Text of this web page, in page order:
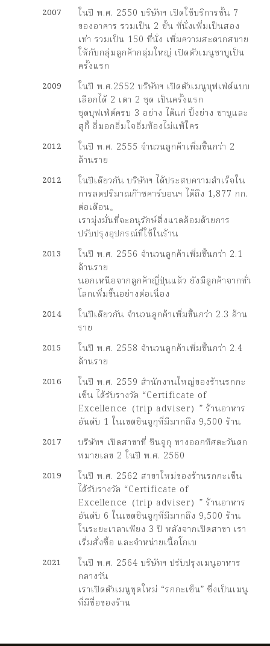
2007
ในปี พ.ศ. 2550 บริษัทฯ เปิดใช้บริการชั้น 7
ของอาคาร รวมเป็น 2 ชั้น ที่นั่งเพิ่มเป็นสอง
เท่า รวมเป็น 150 ที่นั่ง เพิ่มความสะดวกสบาย
ให้กับกลุ่มลูกค้ากลุ่มใหญ่ เปิดตัวเมนูชาบูเป็น
ครั้งแรก
2009
ในปี พ.ศ.2552 บริษัทฯ เปิดตัวเมนูบุฟเฟ่ต์แบบ
เลือกได้ 2 เตา 2 ชุด เป็นครั้งแรก
ชุดบุฟเฟ่ต์ครบ 3 อย่าง ได้แก่ ปิ้งย่าง ชาบูและ
สุกี้ อิ่มอกอิ่มใจอิ่มท้องไม่แพ้ใคร
2012
ในปี พ.ศ. 2555 จำนวนลูกค้าเพิ่มขึ้นกว่า 2
ล้านราย
2012
ในปีเดียวกัน บริษัทฯ ได้ประสบความสำเร็จใน
การลดปริมาณก๊าซคาร์บอนฯ ได้ถึง 1,877 กก.
ต่อเดือน。
เรามุ่งมั่นที่จะอนุรักษ์สิ่งแวดล้อมด้วยการ
ปรับปรุงอุปกรณ์ที่ใช้ในร้าน
2013
ในปี พ.ศ. 2556 จำนวนลูกค้าเพิ่มขึ้นกว่า 2.1
ล้านราย
นอกเหนือจากลูกค้าญี่ปุ่นแล้ว ยังมีลูกค้าจากทั่ว
โลกเพิ่มขึ้นอย่างต่อเนี่อง
2014
ในปีเดียวกัน จำนวนลูกค้าเพิ่มขึ้นกว่า 2.3 ล้าน
ราย
2015
ในปี พ.ศ. 2558 จำนวนลูกค้าเพิ่มขึ้นกว่า 2.4
ล้านราย
2016
ในปี พ.ศ. 2559 สำนักงานใหญ่ของร้านรกกะ
เซ็น ได้รับรางวัล “Certificate of
Excellence（trip adviser）” ร้านอาหาร
อันดับ 1 ในเขตชินจูกุที่มีมากถึง 9,500 ร้าน
2017
บริษัทฯ เปิดสาขาที่ ชินจูกุ ทางออกทิศตะวันตก
หมายเลข 2 ในปี พ.ศ. 2560
2019
ในปี พ.ศ. 2562 สาขาใหม่ของร้านรกกะเซ็น
ได้รับรางวัล “Certificate of
Excellence（trip adviser）” ร้านอาหาร
อันดับ 6 ในเขตชินจูกุที่มีมากถึง 9,500 ร้าน
ในระยะเวลาเพียง 3 ปี หลังจากเปิดสาขา เรา
เริ่มสั่งซื้อ และจำหน่ายเนื้อโกเบ
2021
ในปี พ.ศ. 2564 บริษัทฯ ปรับปรุงเมนูอาหาร
กลางวัน
เราเปิดตัวเมนูชุดใหม่ “รกกะเซ็น” ซึ่งเป็นเมนู
ที่มีชื่อของร้าน